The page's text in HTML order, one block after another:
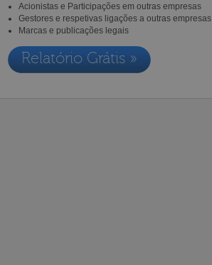
Acionistas e Participações em outras empresas
Gestores e respetivas ligações a outras empresas
Marcas e publicações legais
Relatório Grátis »